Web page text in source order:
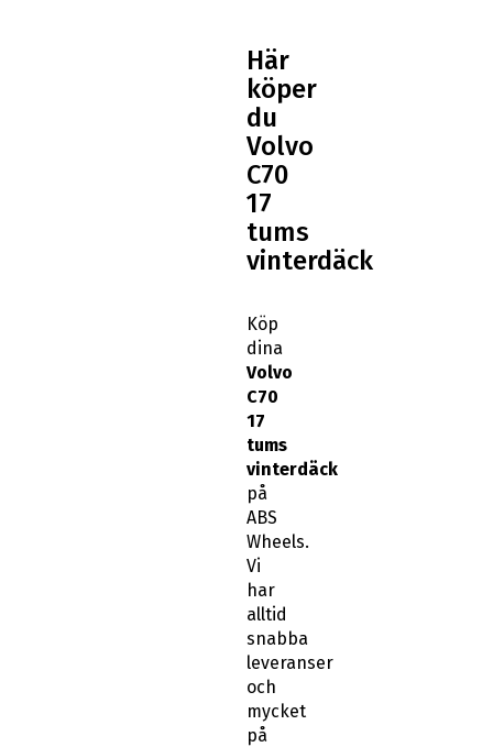
Här
köper
du
Volvo
C70
17
tums
vinterdäck
Köp
dina
Volvo
C70
17
tums
vinterdäck
på
ABS
Wheels.
Vi
har
alltid
snabba
leveranser
och
mycket
på